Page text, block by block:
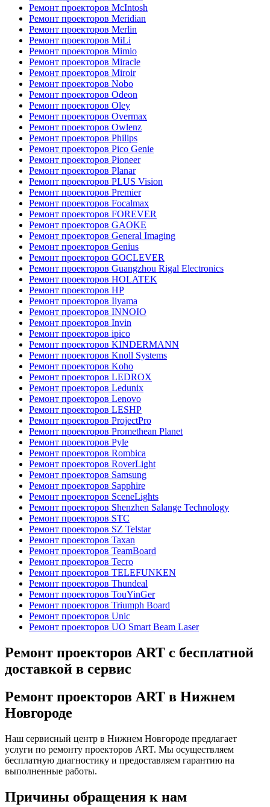
Ремонт проекторов McIntosh
Ремонт проекторов Meridian
Ремонт проекторов Merlin
Ремонт проекторов MiLi
Ремонт проекторов Mimio
Ремонт проекторов Miracle
Ремонт проекторов Miroir
Ремонт проекторов Nobo
Ремонт проекторов Odeon
Ремонт проекторов Oley
Ремонт проекторов Overmax
Ремонт проекторов Owlenz
Ремонт проекторов Philips
Ремонт проекторов Pico Genie
Ремонт проекторов Pioneer
Ремонт проекторов Planar
Ремонт проекторов PLUS Vision
Ремонт проекторов Premier
Ремонт проекторов Focalmax
Ремонт проекторов FOREVER
Ремонт проекторов GAOKE
Ремонт проекторов General Imaging
Ремонт проекторов Genius
Ремонт проекторов GOCLEVER
Ремонт проекторов Guangzhou Rigal Electronics
Ремонт проекторов HOLATEK
Ремонт проекторов HP
Ремонт проекторов Iiyama
Ремонт проекторов INNOIO
Ремонт проекторов Invin
Ремонт проекторов ipico
Ремонт проекторов KINDERMANN
Ремонт проекторов Knoll Systems
Ремонт проекторов Koho
Ремонт проекторов LEDROX
Ремонт проекторов Ledunix
Ремонт проекторов Lenovo
Ремонт проекторов LESHP
Ремонт проекторов ProjectPro
Ремонт проекторов Promethean Planet
Ремонт проекторов Pyle
Ремонт проекторов Rombica
Ремонт проекторов RoverLight
Ремонт проекторов Samsung
Ремонт проекторов Sapphire
Ремонт проекторов SceneLights
Ремонт проекторов Shenzhen Salange Technology
Ремонт проекторов STC
Ремонт проекторов SZ Telstar
Ремонт проекторов Taxan
Ремонт проекторов TeamBoard
Ремонт проекторов Tecro
Ремонт проекторов TELEFUNKEN
Ремонт проекторов Thundeal
Ремонт проекторов TouYinGer
Ремонт проекторов Triumph Board
Ремонт проекторов Unic
Ремонт проекторов UO Smart Beam Laser
Ремонт проекторов ART с бесплатной
доставкой в сервис
Ремонт проекторов ART в Нижнем
Новгороде
Наш сервисный центр в Нижнем Новгороде предлагает
услуги по ремонту проекторов ART. Мы осуществляем
бесплатную диагностику и предоставляем гарантию на
выполненные работы.
Причины обращения к нам